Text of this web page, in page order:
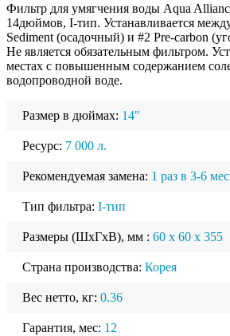
Фильтр для умягчения воды Aqua
14дюймов, I-тип. Устанавливается
Sediment (осадочный) и #2 Pre-carbon
Не является обязательным фильтром.
местах с повышенным содержанием
водопроводной воде.
Размер в дюймах: 14"
Ресурс: 7 000 л.
Рекомендуемая замена: 1 раз в 3-6
Тип фильтра: I-тип
Размеры (ШхГхВ), мм : 60 x 60 x 355
Страна производства: Корея
Вес нетто, кг: 0.36
Гарантия, мес: 12